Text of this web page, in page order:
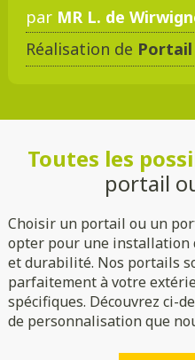
par MR L. de
Réalisation de
Toutes les
portail
Choisir un portail ou un
opter pour une installation
et durabilité. Nos portails
parfaitement à votre
spécifiques. Découvrez ci-
de personnalisation que
DMC 304